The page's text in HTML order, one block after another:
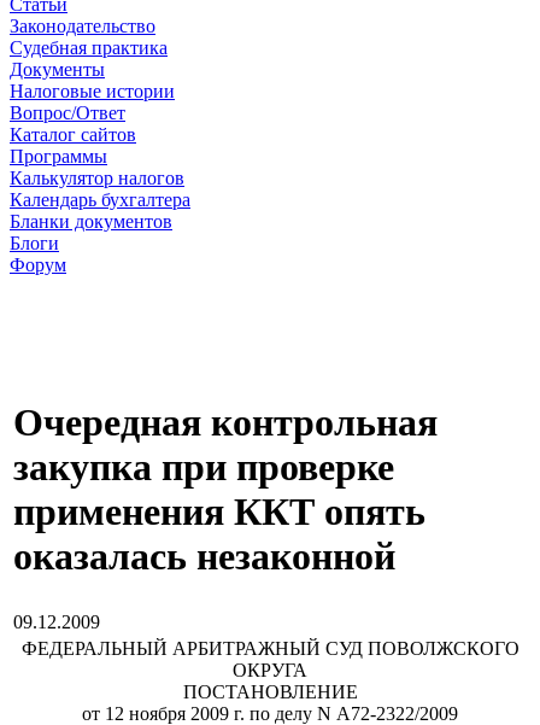
Cтатьи
Законодательство
Судебная практика
Документы
Налоговые истории
Вопрос/Ответ
Каталог сайтов
Программы
Калькулятор налогов
Календарь бухгалтера
Бланки документов
Блоги
Форум
Очередная контрольная
закупка при проверке
применения ККТ опять
оказалась незаконной
09.12.2009
ФЕДЕРАЛЬНЫЙ АРБИТРАЖНЫЙ СУД ПОВОЛЖСКОГО
ОКРУГА
ПОСТАНОВЛЕНИЕ
от 12 ноября 2009 г. по делу N А72-2322/2009